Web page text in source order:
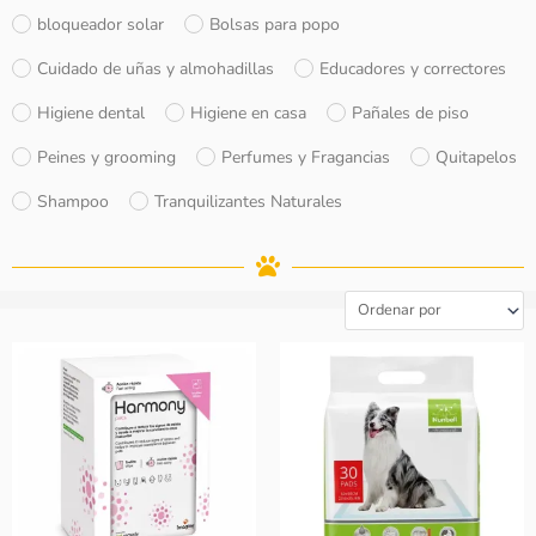
bloqueador solar
Bolsas para popo
Cuidado de uñas y almohadillas
Educadores y correctores
Higiene dental
Higiene en casa
Pañales de piso
Peines y grooming
Perfumes y Fragancias
Quitapelos
Shampoo
Tranquilizantes Naturales